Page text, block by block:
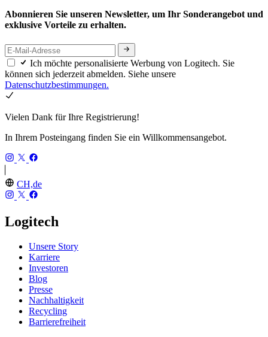
Abonnieren Sie unseren Newsletter, um Ihr Sonderangebot und
exklusive Vorteile zu erhalten.
Ich möchte personalisierte Werbung von Logitech. Sie
können sich jederzeit abmelden. Siehe unsere
Datenschutzbestimmungen.
Vielen Dank für Ihre Registrierung!
In Ihrem Posteingang finden Sie ein Willkommensangebot.
CH,de
Logitech
Unsere Story
Karriere
Investoren
Blog
Presse
Nachhaltigkeit
Recycling
Barrierefreiheit